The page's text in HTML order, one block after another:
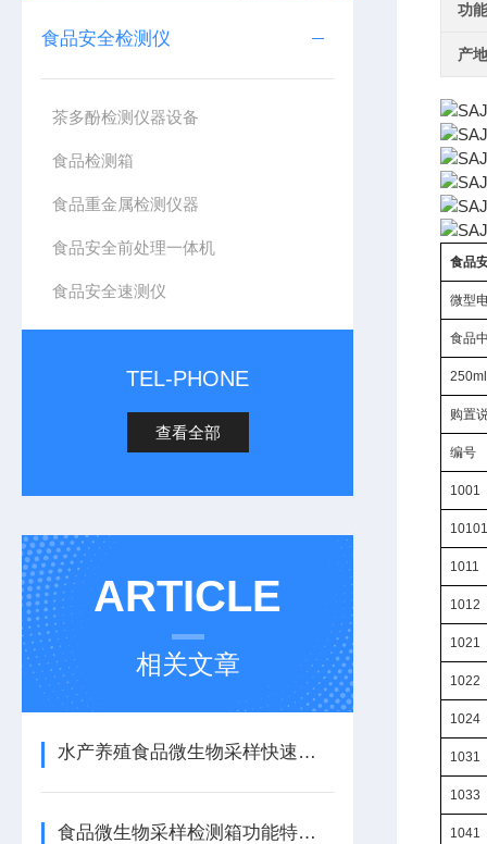
食品安全检测仪
茶多酚检测仪器设备
食品检测箱
食品重金属检测仪器
食品安全前处理一体机
食品安全速测仪
TEL-PHONE
查看全部
ARTICLE
相关文章
水产养殖食品微生物采样快速检测箱：守护水产品安全的“利器”
食品微生物采样检测箱功能特点【现场检测】食品微生物采样检测箱
功
产
食品
微型
食品
购置
编号
1001
10101
1011
1012
1021
1022
1024
1031
1033
1041